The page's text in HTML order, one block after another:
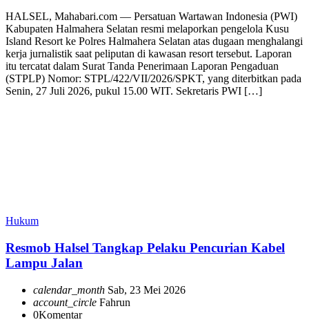
HALSEL, Mahabari.com — Persatuan Wartawan Indonesia (PWI)
Kabupaten Halmahera Selatan resmi melaporkan pengelola Kusu
Island Resort ke Polres Halmahera Selatan atas dugaan menghalangi
kerja jurnalistik saat peliputan di kawasan resort tersebut. Laporan
itu tercatat dalam Surat Tanda Penerimaan Laporan Pengaduan
(STPLP) Nomor: STPL/422/VII/2026/SPKT, yang diterbitkan pada
Senin, 27 Juli 2026, pukul 15.00 WIT. Sekretaris PWI […]
Hukum
Resmob Halsel Tangkap Pelaku Pencurian Kabel
Lampu Jalan
calendar_month Sab, 23 Mei 2026
account_circle Fahrun
0Komentar